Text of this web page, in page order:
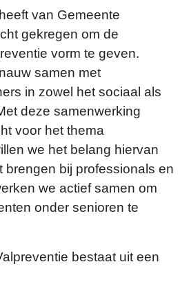
van Gemeente
gekregen om de
vorm te geven.
samen met
in zowel het sociaal als
deze samenwerking
voor het thema
we het belang hiervan
brengen bij professionals en
we actief samen om
onder senioren te
bestaat uit een